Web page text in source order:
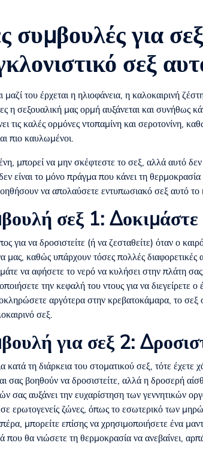
συμβουλές για
σεξ
μαζί του έρχεται η ηλιοφάνεια, η καλοκαιρινή
η σεξουαλική μας ορμή αυξάνεται και συνήθως
τις καλές ορμόνες ντοπαμίνη και σεροτονίνη,
πιο καυλωμένοι.
μπορεί να μην σκέφτεστε το σεξ, αλλά αυτό
είναι το μόνο πράγμα που κάνει τη
να απολαύσετε εντυπωσιακό σεξ αυτό το
σεξ 1: Δοκιμάστε
για να δροσιστείτε (ή να ζεσταθείτε) όταν ο
μας, καθώς υπάρχουν τόσες πολλές
να αφήσετε το νερό να κυλήσει στην πλάτη
την κεφαλή του ντους για να διεγείρετε ο
αργότερα στην κρεβατοκάμαρα, το σεξ
σεξ.
για σεξ 2:
κατά τη διάρκεια του στοματικού σεξ, τότε έχετε
σας βοηθούν να δροσιστείτε, αλλά η δροσερή
σας αυξάνει την ευχαρίστηση των γεννητικών
ερωτογενείς ζώνες, όπως το εσωτερικό των
μπορείτε επίσης να χρησιμοποιήσετε ένα
θα νιώσετε τη θερμοκρασία να ανεβαίνει,